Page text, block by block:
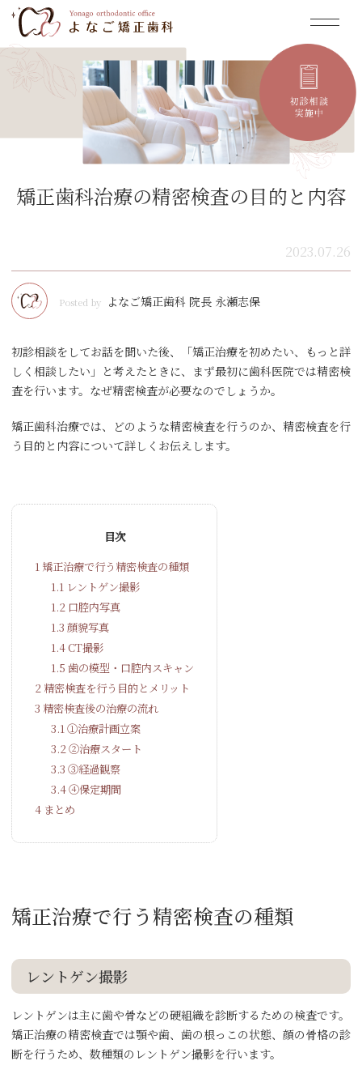
矯正歯科治療の精密検査の目的と内容
2023.07.26
Posted by よなご矯正歯科 院長 永瀬志保
初診相談をしてお話を聞いた後、「矯正治療を初めたい、もっと詳
しく相談したい」と考えたときに、まず最初に歯科医院では精密検
査を行います。なぜ精密検査が必要なのでしょうか。
矯正歯科治療では、どのような精密検査を行うのか、精密検査を行
う目的と内容について詳しくお伝えします。
目次
1 矯正治療で行う精密検査の種類
1.1レントゲン撮影
1.2口腔内写真
1.3 顔貌写真
1.4CT撮影
1.5 歯の模型・口腔内スキャン
2 精密検査を行う目的とメリット
3 精密検査後の治療の流れ
3.1①治療計画立案
3.2②治療スタート
3.3 ③経過観察
3.4④保定期間
4 まとめ
矯正治療で行う精密検査の種類
レントゲン撮影
レントゲンは主に歯や骨などの硬組織を診断するための検査です。
矯正治療の精密検査では顎や歯、歯の根っこの状態、顔の骨格の診
断を行うため、数種類のレントゲン撮影を行います。